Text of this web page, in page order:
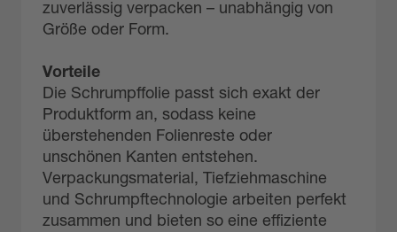
zuverlässig verpacken – unabhängig von
Größe oder Form.
Vorteile
Die Schrumpffolie passt sich exakt der
Produktform an, sodass keine
überstehenden Folienreste oder
unschönen Kanten entstehen.
Verpackungsmaterial, Tiefziehmaschine
und Schrumpftechnologie arbeiten perfekt
zusammen und bieten so eine effiziente